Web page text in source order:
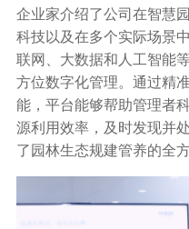
企业家介绍了公司在智慧
科技以及在多个实际场景
联网、大数据和人工智能
方位数字化管理。通过精
能，平台能够帮助管理者
源利用效率，及时发现并
了园林生态规建管养的全